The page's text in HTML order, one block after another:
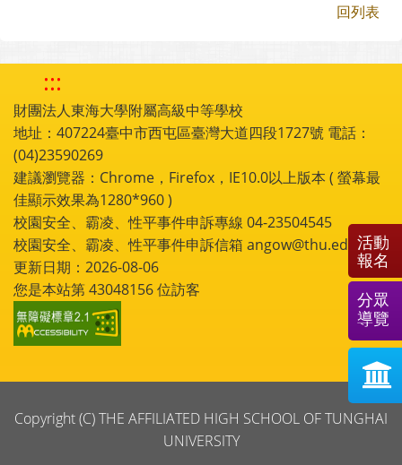
回列表
:::
財團法人東海大學附屬高級中等學校
地址：407224臺中市西屯區臺灣大道四段1727號 電話：
(04)23590269
建議瀏覽器：Chrome，Firefox，IE10.0以上版本 ( 螢幕最
佳顯示效果為1280*960 )
校園安全、霸凌、性平事件申訴專線 04-23504545
校園安全、霸凌、性平事件申訴信箱 angow@thu.edu.tw
更新日期：2026-08-06
您是本站第43048156位訪客
Copyright (C) THE AFFILIATED HIGH SCHOOL OF TUNGHAI
UNIVERSITY
活動
報名
分眾
導覽